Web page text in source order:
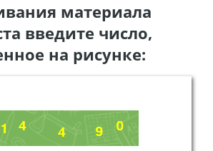
материала
введите число,
на рисунке: